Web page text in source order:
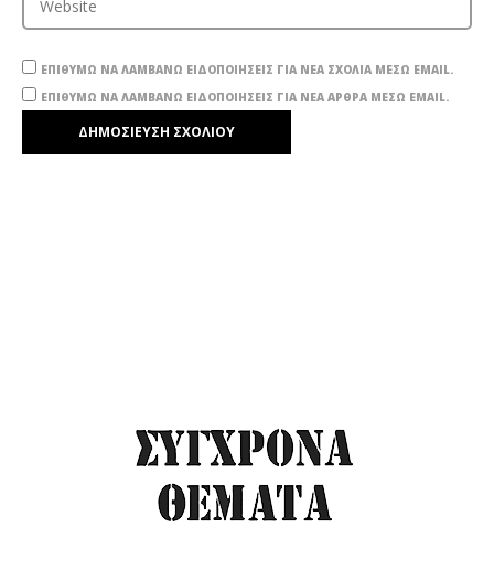
ΕΠΙΘΥΜΏ ΝΑ ΛΑΜΒΆΝΩ ΕΙΔΟΠΟΙΉΣΕΙΣ ΓΙΑ ΝΈΑ ΣΧΌΛΙΑ ΜΈΣΩ EMAIL.
ΕΠΙΘΥΜΏ ΝΑ ΛΑΜΒΆΝΩ ΕΙΔΟΠΟΙΉΣΕΙΣ ΓΙΑ ΝΈΑ ΆΡΘΡΑ ΜΈΣΩ EMAIL.